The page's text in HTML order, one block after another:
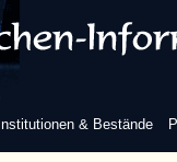
Institutionen & Bestände